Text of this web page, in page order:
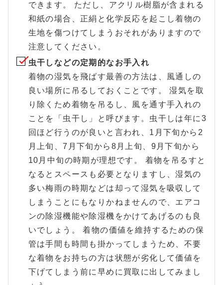
できます。 ただし、アクリル樹脂が含まれる
和紙の場合、正絹と化学反応を起こし着物の
生地を傷つけてしまうおそれがありますので
注意してください。
虫干しなどの定期的なお手入れ
着物の湿気を飛ばす最善の方法は、風通しの
良い場所に吊るしておくことです。 湿気を取
り除くため着物を吊るし、風を通す手入れの
ことを「虫干し」と呼びます。虫干しは年に3
回ほど行うのが良いと言われ、1月下旬から2
月上旬、7月下旬から8月上旬、9月下旬から
10月中旬の時期が理想です。 着物を吊るすと
なるとスペースも必要となりますし、湿気の
多い梅雨の時期などは却って湿気を吸収して
しまうことにもなりかねませんので、エアコ
ンの除湿機能や除湿機をかけてあげるのも良
いでしょう。 着物の価値を維持するための保
管は手間も時間も掛かってしまうため、不要
な着物をお持ちの方は状態が劣化して価値を
下げてしまう前に早めに買取に出してみまし